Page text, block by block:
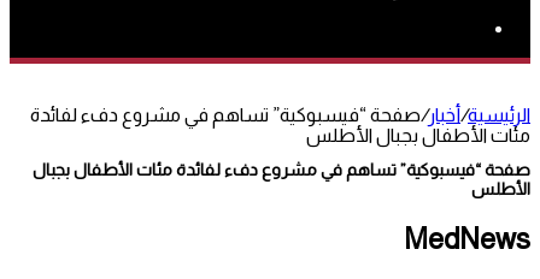
الرئيسية/أخبار/صفحة “فيسبوكية” تساهم في مشروع دفء لفائدة
مئات الأطفال بجبال الأطلس
صفحة “فيسبوكية” تساهم في مشروع دفء لفائدة مئات الأطفال بجبال
الأطلس
MedNews